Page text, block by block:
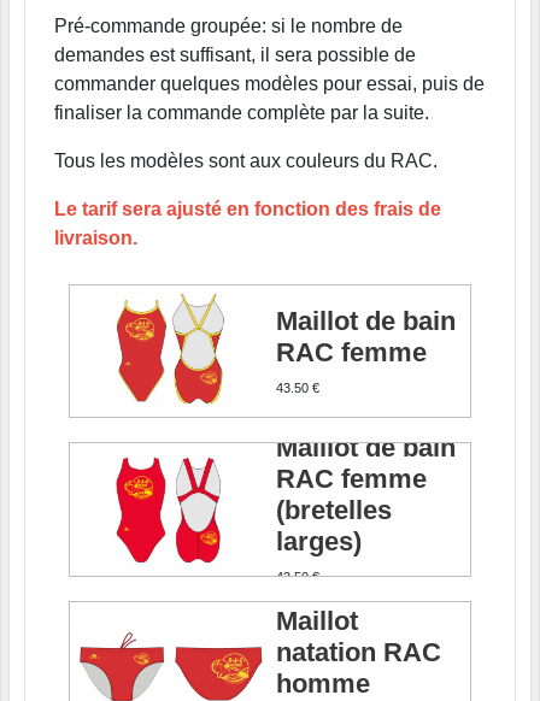
Pré-commande groupée: si le nombre de
demandes est suffisant, il sera possible de
commander quelques modèles pour essai, puis de
finaliser la commande complète par la suite.
Tous les modèles sont aux couleurs du RAC.
Le tarif sera ajusté en fonction des frais de
livraison.
Maillot de bain
RAC femme
43.50 €
Maillot de bain
RAC femme
(bretelles
larges)
43.50 €
Maillot
natation RAC
homme